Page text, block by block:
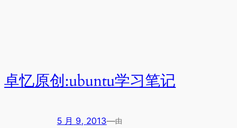
卓忆原创:ubuntu学习笔记
5 月 9, 2013—由